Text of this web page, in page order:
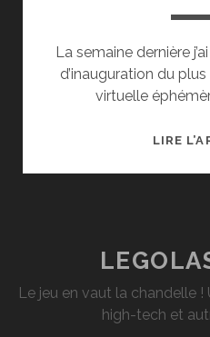
La semaine dernière
d’inauguration du
virtuelle
LIRE
Le jeu en vaut la chandelle
high-tech et